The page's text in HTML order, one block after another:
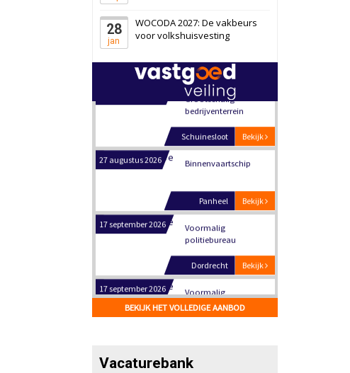
28
jan
WOCODA 2027: De vakbeurs
voor volkshuisvesting
Bekijk
Oranje
28 september 2026
bedrijventerrein
Schuinesloot
Binnenvaartschip
politiebureau
Voormalig
politiebureau
17 september 2026
Voormalig
BEKIJK HET VOLLEDIGE AANBOD
Vacaturebank